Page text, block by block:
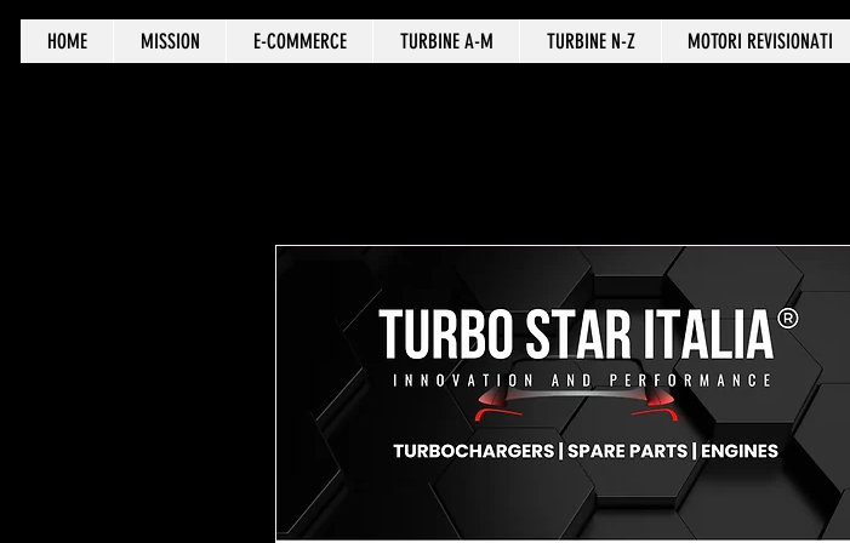
HOME MISSION E-COMMERCE TURBINE A-M TURBINE N-Z MOTORI REVISIONATI